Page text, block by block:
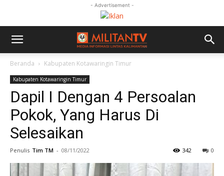
- Advertisement -
Beranda Kabupaten Kotawaringin Timur
Kabupaten Kotawaringin Timur
Dapil I Dengan 4 Persoalan
Pokok, Yang Harus Di
Selesaikan
Penulis Tim TM - 08/11/2022 0
342